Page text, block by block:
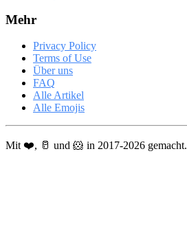
Mehr
Privacy Policy
Terms of Use
Über uns
FAQ
Alle Artikel
Alle Emojis
Mit ❤️, 🥛 und 🐹 in 2017-2026 gemacht.